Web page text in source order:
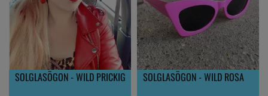
SOLGLASÖGON - WILD PRICKIG SOLGLASÖGON - WILD ROSA